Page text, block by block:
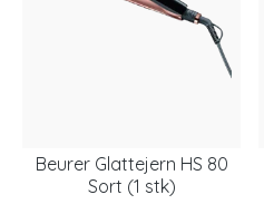
Beurer Glattejern HS 80
Sort (1 stk)